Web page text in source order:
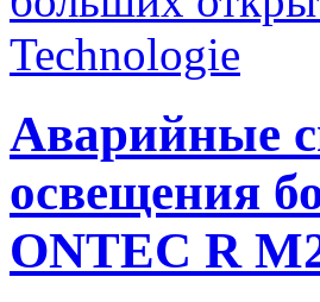
Аварийные
освещения
ONTEC R